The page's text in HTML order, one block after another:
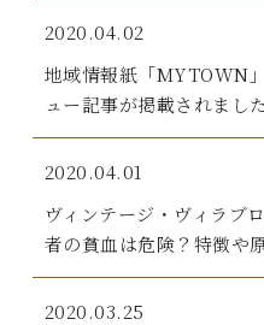
2020.04.02
地域情報紙「MYTOWN
ュー記事が掲載されました
2020.04.01
ヴィンテージ・ヴィラブ
者の貧血は危険？特徴や
2020.03.25